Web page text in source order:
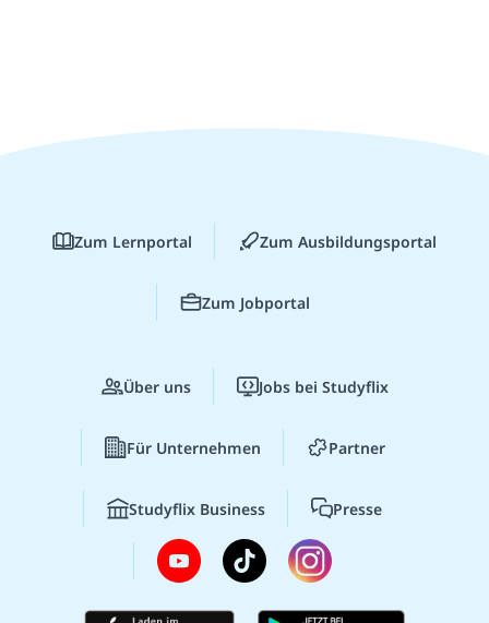
Zum Lernportal Zum Ausbildungsportal
Zum Jobportal
Über uns Jobs bei Studyflix
Für Unternehmen Partner
Studyflix Business Presse